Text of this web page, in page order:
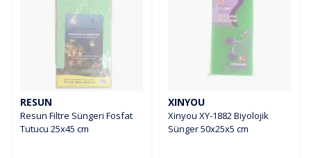
RESUN
Resun Filtre Süngeri Fosfat
Tutucu 25x45 cm
XINYOU
Xinyou XY-1882 Biyolojik
Sünger 50x25x5 cm